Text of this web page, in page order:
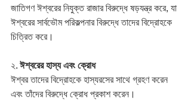
জাতিগণ ঈশ্বরের নিযুক্ত রাজার বিরুদ্ধে ষড়যন্ত্র করে, যা
ঈশ্বরের সার্বভৌম পরিকল্পনার বিরুদ্ধে তাদের বিদ্রোহকে
চিত্রিত করে।
২. ঈশ্বরের হাস্য এবং ক্রোধ
ঈশ্বর তাদের বিদ্রোহকে হাস্যরসের সাথে গ্রহণ করেন
এবং তাঁদের বিরুদ্ধে ক্রোধ প্রকাশ করেন।